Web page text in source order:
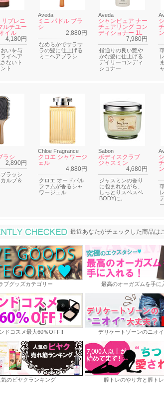
プレニ
ルチユー
イル
4,180円
いを与
イヘア
ないト
ト
Aveda
ミニ パドル ブラ
シ
2,880円
なめらかでサラサ
ラの髪に仕上げる
ミニヘアブラシ
Aveda
シャンピュア ナー
チュアリング コン
ディショナー 1L
7,980円
指通りの良い艶や
かな髪に仕上げる
デイリーコンディ
ショナー
ラシ
2,890円
ラッシ
ルプ＆
Chloe Fragrance
クロエ シャワージ
ェル
4,880円
クロエ オードパル
ファムが香るシャ
ワージェル
Sabon
ボディスクラブ
ジャスミン
4,680円
ジャスミンの香り
に包まれながら、
しっとりスベスベ
BODYに。
ー
最近あなたがチェックした商品
最近あなたがチェックした商品は
ブグッズカテゴリー 最高のオーガズムを手に
ドコスメ最大60％OFF!! デリケートゾーンのニオ
のビヤクランキング 膣トレのやり方と膣ト